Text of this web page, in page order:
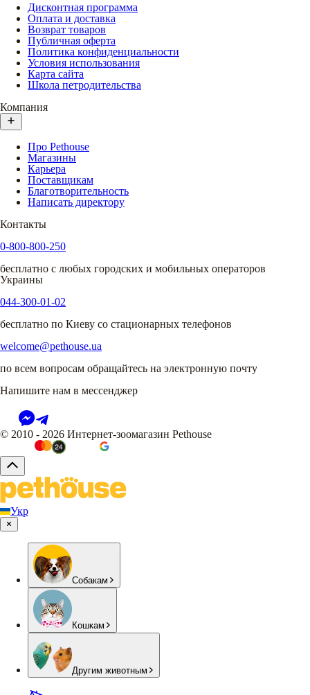
Дисконтная программа
Оплата и доставка
Возврат товаров
Публичная оферта
Политика конфиденциальности
Условия использования
Карта сайта
Школа петродительства
Компания
Про Pethouse
Магазины
Карьера
Поставщикам
Благотворительность
Написать директору
Контакты
0-800-800-250
бесплатно с любых городских и мобильных операторов
Украины
044-300-01-02
бесплатно по Киеву со стационарных телефонов
welcome@pethouse.ua
по всем вопросам обращайтесь на электронную почту
Напишите нам в мессенджер
© 2010 - 2026 Интернет-зоомагазин Pethouse
Укр
Собакам
Кошкам
Другим животным